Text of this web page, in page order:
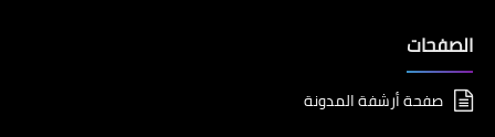
الصفحات
صفحة أرشفة المدونة